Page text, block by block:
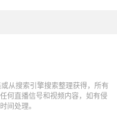
从搜索引擎搜索整理获得，所有
何直播信号和视频内容，如有侵
间处理。